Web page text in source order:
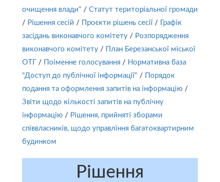
очищення влади" / Статут територіальної громади
/ Рішення сесій / Проєкти рішень сесії /
Графік
засідань виконавчого комітету / Розпорядження
виконавчого комітету /
План Березанської міської
ОТГ
/ Поіменне голосування / Нормативна база
"Доступ до публічної інформації" /
Порядок
подання та оформлення запитів на інформацію /
Звіти щодо кількості запитів на публічну
інформацію / Рішення, прийняті зборами
співвласників, щодо управління багатоквартирним
будинком
Рішення